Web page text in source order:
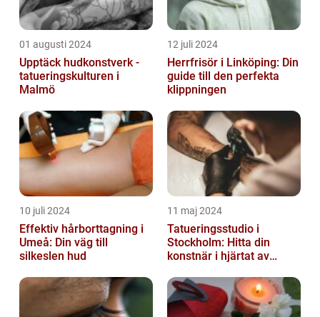
01 augusti 2024
Upptäck hudkonstverk -
tatueringskulturen i
Malmö
12 juli 2024
Herrfrisör i Linköping: Din
guide till den perfekta
klippningen
10 juli 2024
Effektiv hårborttagning i
Umeå: Din väg till
silkeslen hud
11 maj 2024
Tatueringsstudio i
Stockholm: Hitta din
konstnär i hjärtat av